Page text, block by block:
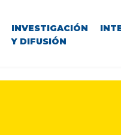
INVESTIGACIÓN
Y DIFUSIÓN